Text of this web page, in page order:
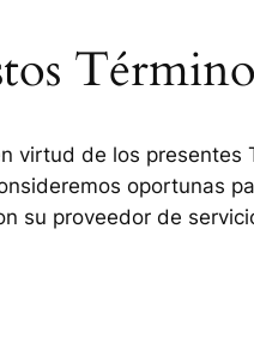
virtud de los
oportunas
su proveedor de